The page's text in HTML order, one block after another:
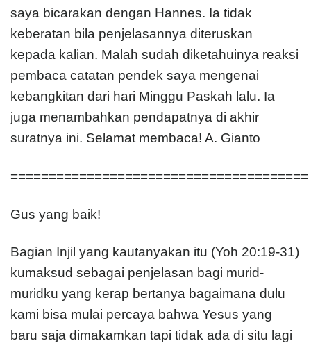
saya bicarakan dengan Hannes. Ia tidak
keberatan bila penjelasannya diteruskan
kepada kalian. Malah sudah diketahuinya reaksi
pembaca catatan pendek saya mengenai
kebangkitan dari hari Minggu Paskah lalu. Ia
juga menambahkan pendapatnya di akhir
suratnya ini. Selamat membaca! A. Gianto
=======================================
Gus yang baik!
Bagian Injil yang kautanyakan itu (Yoh 20:19-31)
kumaksud sebagai penjelasan bagi murid-
muridku yang kerap bertanya bagaimana dulu
kami bisa mulai percaya bahwa Yesus yang
baru saja dimakamkan tapi tidak ada di situ lagi